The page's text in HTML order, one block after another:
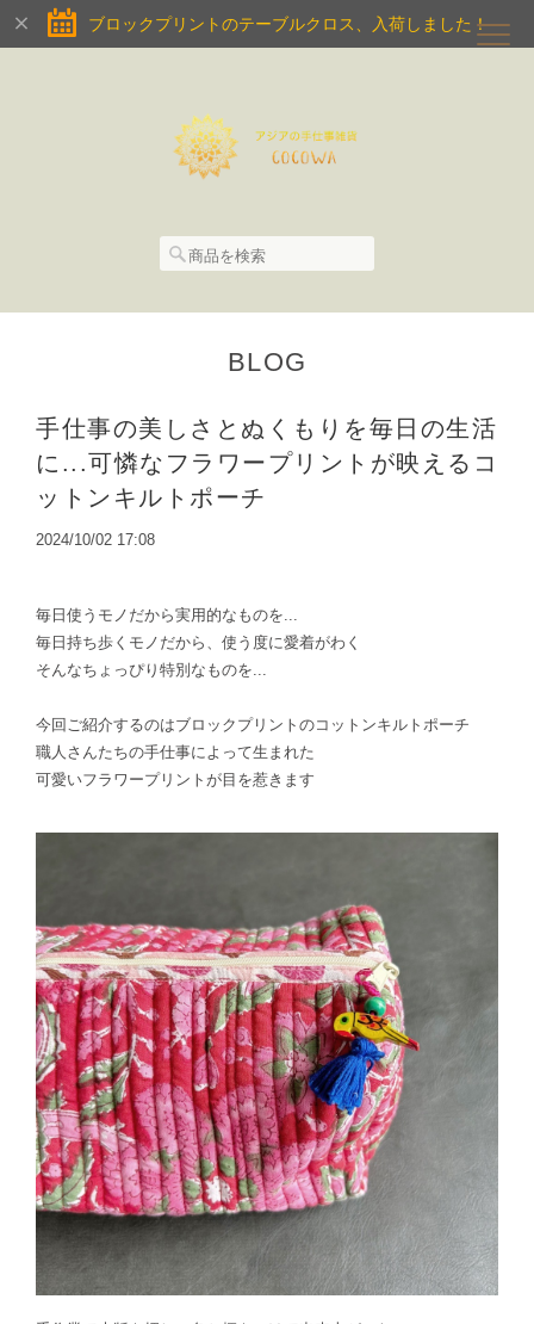
ブロックプリントのテーブルクロス、入荷しました！
BLOG
手仕事の美しさとぬくもりを毎日の生活
に...可憐なフラワープリントが映えるコ
ットンキルトポーチ
2024/10/02 17:08
毎日使うモノだから実用的なものを...
毎日持ち歩くモノだから、使う度に愛着がわく
そんなちょっぴり特別なものを...
今回ご紹介するのはブロックプリントのコットンキルトポーチ
職人さんたちの手仕事によって生まれた
可愛いフラワープリントが目を惹きます